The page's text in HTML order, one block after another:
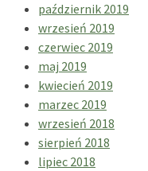
październik 2019
wrzesień 2019
czerwiec 2019
maj 2019
kwiecień 2019
marzec 2019
wrzesień 2018
sierpień 2018
lipiec 2018